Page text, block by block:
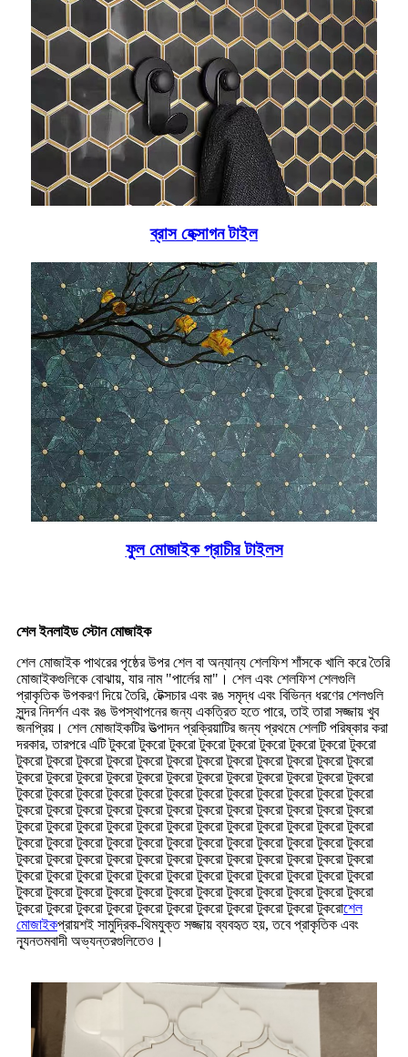
ব্রাস হেক্সাগন টাইল
ফুল মোজাইক প্রাচীর টাইলস
শেল ইনলাইড স্টোন মোজাইক
শেল মোজাইক পাথরের পৃষ্ঠের উপর শেল বা অন্যান্য শেলফিশ শাঁসকে খালি করে তৈরি
মোজাইকগুলিকে বোঝায়, যার নাম "পার্লের মা"। শেল এবং শেলফিশ শেলগুলি
প্রাকৃতিক উপকরণ দিয়ে তৈরি, টেক্সচার এবং রঙ সমৃদ্ধ এবং বিভিন্ন ধরণের শেলগুলি
সুন্দর নিদর্শন এবং রঙ উপস্থাপনের জন্য একত্রিত হতে পারে, তাই তারা সজ্জায় খুব
জনপ্রিয়। শেল মোজাইকটির উত্পাদন প্রক্রিয়াটির জন্য প্রথমে শেলটি পরিষ্কার করা
দরকার, তারপরে এটি টুকরো টুকরো টুকরো টুকরো টুকরো টুকরো টুকরো টুকরো টুকরো
টুকরো টুকরো টুকরো টুকরো টুকরো টুকরো টুকরো টুকরো টুকরো টুকরো টুকরো টুকরো
টুকরো টুকরো টুকরো টুকরো টুকরো টুকরো টুকরো টুকরো টুকরো টুকরো টুকরো টুকরো
টুকরো টুকরো টুকরো টুকরো টুকরো টুকরো টুকরো টুকরো টুকরো টুকরো টুকরো টুকরো
টুকরো টুকরো টুকরো টুকরো টুকরো টুকরো টুকরো টুকরো টুকরো টুকরো টুকরো টুকরো
টুকরো টুকরো টুকরো টুকরো টুকরো টুকরো টুকরো টুকরো টুকরো টুকরো টুকরো টুকরো
টুকরো টুকরো টুকরো টুকরো টুকরো টুকরো টুকরো টুকরো টুকরো টুকরো টুকরো টুকরো
টুকরো টুকরো টুকরো টুকরো টুকরো টুকরো টুকরো টুকরো টুকরো টুকরো টুকরো টুকরো
টুকরো টুকরো টুকরো টুকরো টুকরো টুকরো টুকরো টুকরো টুকরো টুকরো টুকরো টুকরো
টুকরো টুকরো টুকরো টুকরো টুকরো টুকরো টুকরো টুকরো টুকরো টুকরো টুকরো টুকরো
টুকরো টুকরো টুকরো টুকরো টুকরো টুকরো টুকরো টুকরো টুকরো টুকরো টুকরোশেল
মোজাইকপ্রায়শই সামুদ্রিক-থিমযুক্ত সজ্জায় ব্যবহৃত হয়, তবে প্রাকৃতিক এবং
ন্যূনতমবাদী অভ্যন্তরগুলিতেও।